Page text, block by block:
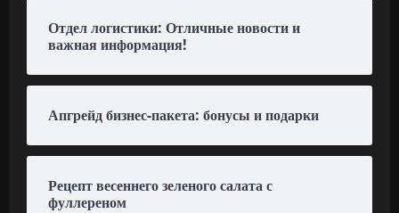
Отдел логистики: Отличные новости и
важная информация!
Апгрейд бизнес-пакета: бонусы и подарки
Рецепт весеннего зеленого салата с
фуллереном